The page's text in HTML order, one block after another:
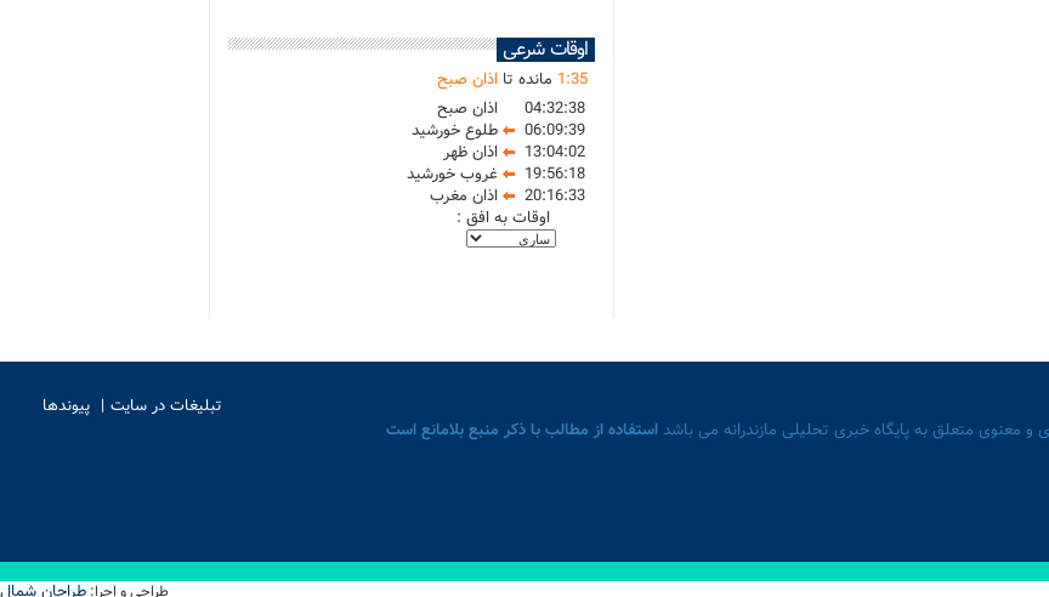
اوقات شرعی
1:35 مانده تا اذان صبح
04:32:38
اذان صبح
06:09:39
طلوع خورشید
13:04:02
اذان ظهر
19:56:18
غروب خورشید
20:16:33
اذان مغرب
اوقات به افق :
تبلیغات در سایت
پیوندها
و معنوی متعلق به پایگاه خبری تحلیلی مازندرانه می باشداستفاده از مطالب با ذکر منبع بلامانع است
طراحی و اجرا: طراحان شمال